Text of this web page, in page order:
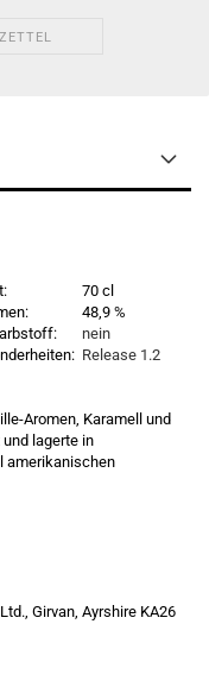
70 cl
48,9 %
nein
Release 1.2
Aromen, Karamell und
lagerte in
amerikanischen
Girvan, Ayrshire KA26